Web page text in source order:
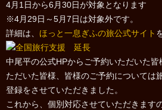
4月1日から6月30日が対象となります
※4月29日～5月7日は対象外です。
詳細は、 ほっと一息ぎふの旅公式サイト
中尾平の公式HPからご予約いただいた
ただいた皆様、皆様のご予約については
登録をさせていただきました。
これから、個別対応させていただきます